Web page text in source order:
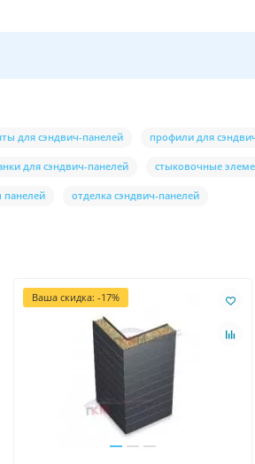
для сэндвич-панелей профили для
для сэндвич-панелей стыковочные
отделка сэндвич-панелей
Ваша скидка: -17%